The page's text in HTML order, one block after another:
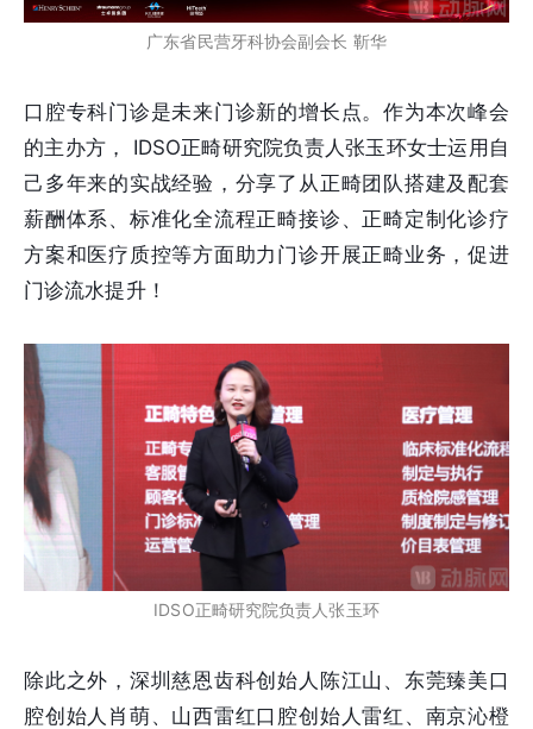
广东省民营牙科协会副会长 靳华
口腔专科门诊是未来门诊新的增长点。作为本次峰会
的主办方， IDSO正畸研究院负责人张玉环女士运用自
己多年来的实战经验，分享了从正畸团队搭建及配套
薪酬体系、标准化全流程正畸接诊、正畸定制化诊疗
方案和医疗质控等方面助力门诊开展正畸业务，促进
门诊流水提升！
IDSO正畸研究院负责人张玉环
除此之外，深圳慈恩齿科创始人陈江山、东莞臻美口
腔创始人肖萌、山西雷红口腔创始人雷红、南京沁橙